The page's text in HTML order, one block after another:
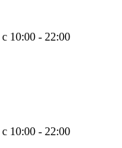
10:00 - 22:00
10:00 - 22:00